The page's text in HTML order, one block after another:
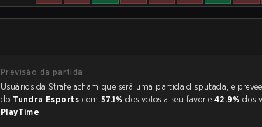
Previsão da partida
Usuários da Strafe acham que será uma partida disputada, e preveem a vitória
do Tundra Esportscom 57.1%dos votos a seu favor e 42.9%dos
PlayTime .